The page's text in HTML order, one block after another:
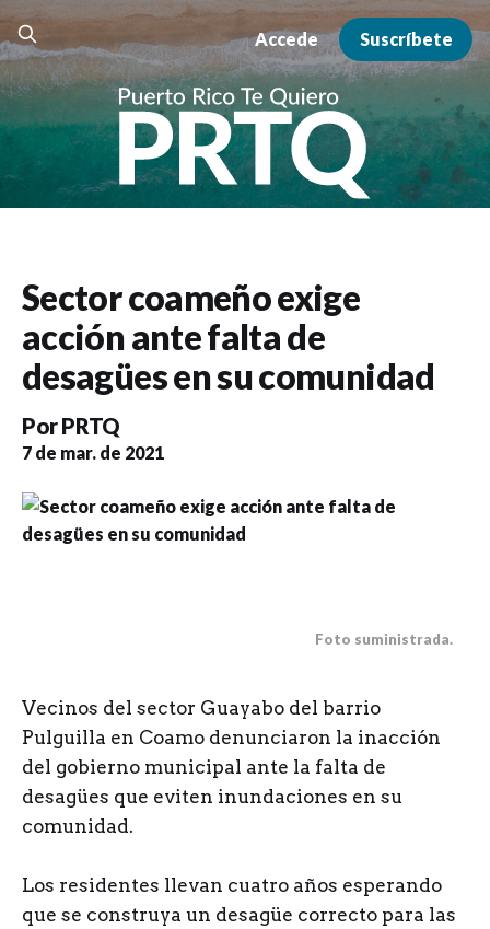
Accede Suscríbete
Sector coameño exige
acción ante falta de
desagües en su comunidad
PorPRTQ
7 de mar. de 2021
Foto suministrada.
Vecinos del sector Guayabo del barrio
Pulguilla en Coamo denunciaron la inacción
del gobierno municipal ante la falta de
desagües que eviten inundaciones en su
comunidad.
Los residentes llevan cuatro años esperando
que se construya un desagüe correcto para las